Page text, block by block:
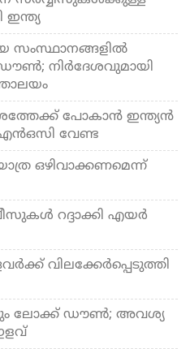
ഇന്ത്യ
സംസ്ഥാനങ്ങളില്‍
നിര്‍ദേശവുമായി
പോകാന്‍ ഇന്ത്യന്‍
എന്‍ഒസി വേണ്ട
ഒഴിവാക്കണമെന്ന്
റദ്ദാക്കി എയര്‍
വിലക്കേര്‍പ്പെടുത്തി
ലോക്ക് ഡൗണ്‍; അവശ്യ